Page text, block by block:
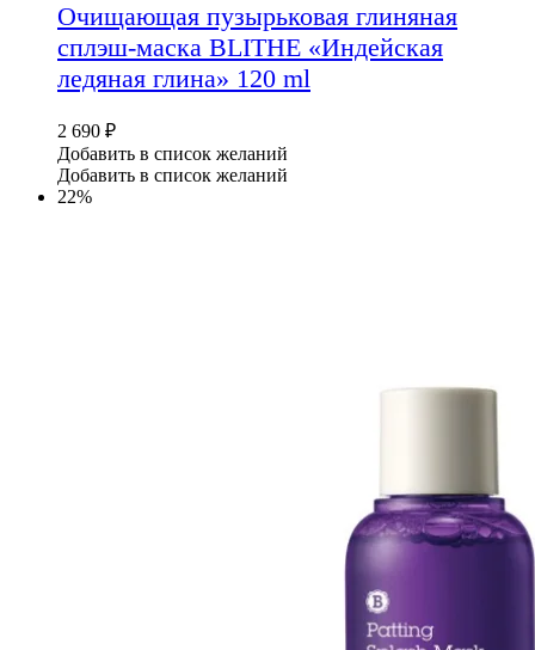
Очищающая пузырьковая глиняная
сплэш-маска BLITHE «Индейская
ледяная глина» 120 ml
2 690 ₽
Добавить в список желаний
Добавить в список желаний
22%